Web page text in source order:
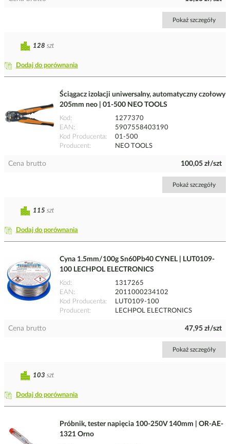
Pokaż szczegóły
Dodaj do porównania
128 szt
Ściągacz izolacji uniwersalny, automatyczny czołowy
205mm neo | 01-500 NEO TOOLS
Kod
1277370
EAN
5907558403190
Kod Producenta
01-500
Producent
NEO TOOLS
Cena brutto 100,05 zł/szt
Pokaż szczegóły
Dodaj do porównania
115 szt
Cyna 1.5mm/100g Sn60Pb40 CYNEL | LUT0109-
100 LECHPOL ELECTRONICS
Kod
1317265
EAN
2011000234102
Kod Producenta
LUT0109-100
Producent
LECHPOL ELECTRONICS
Cena brutto 47,95 zł/szt
Pokaż szczegóły
Dodaj do porównania
103 szt
Próbnik, tester napięcia 100-250V 140mm | OR-AE-
1321 Orno